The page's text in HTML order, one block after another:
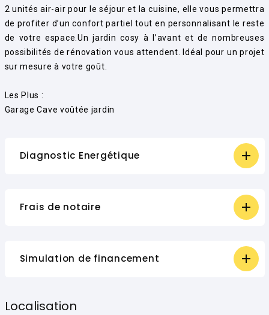
2 unités air-air pour le séjour et la cuisine, elle vous permettra
de profiter d’un confort partiel tout en personnalisant le reste
de votre espace.Un jardin cosy à l’avant et de nombreuses
possibilités de rénovation vous attendent. Idéal pour un projet
sur mesure à votre goût.
Les Plus :
Garage Cave voûtée jardin
Diagnostic Energétique
Frais de notaire
Simulation de financement
Localisation